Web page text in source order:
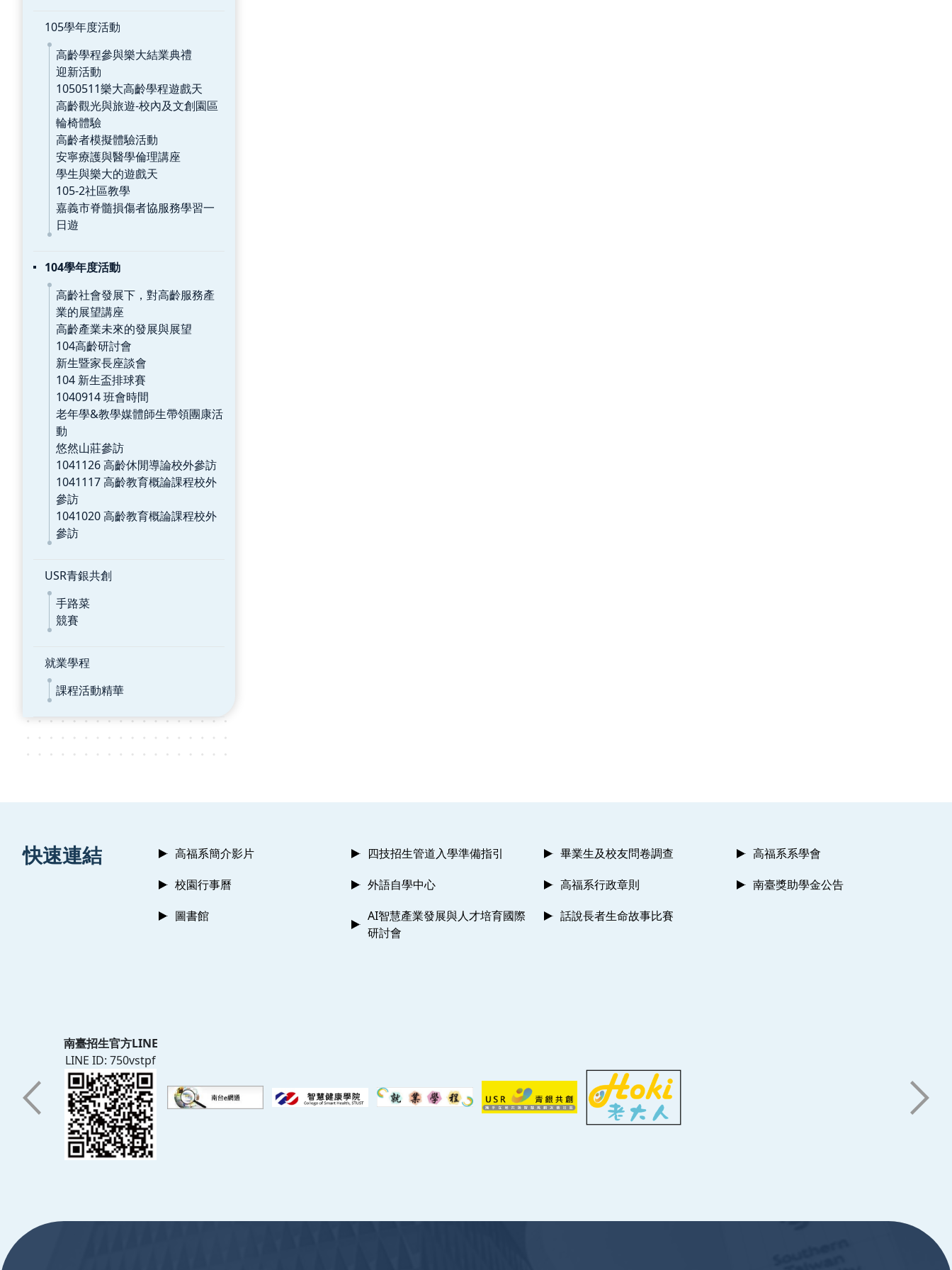
105學年度活動
高齡學程參與樂大結業典禮
迎新活動
1050511樂大高齡學程遊戲天
高齡觀光與旅遊-校內及文創園區
輪椅體驗
高齡者模擬體驗活動
安寧療護與醫學倫理講座
學生與樂大的遊戲天
105-2社區教學
嘉義市脊髓損傷者協服務學習一
日遊
104學年度活動
高齡社會發展下，對高齡服務產
業的展望講座
高齡產業未來的發展與展望
104高齡研討會
新生暨家長座談會
104 新生盃排球賽
1040914 班會時間
老年學&教學媒體師生帶領團康活
動
悠然山莊參訪
1041126 高齡休閒導論校外參訪
1041117 高齡教育概論課程校外
參訪
1041020 高齡教育概論課程校外
參訪
USR青銀共創
手路菜
競賽
就業學程
課程活動精華
快速連結 高福系簡介影片 四技招生管道入學準備指引 畢業生及校友問卷調查
高福系系學會
校園行事曆
外語自學中心 高福系行政章則
南臺獎助學金公告
圖書館
AI智慧產業發展與人才培育國際
研討會
話說長者生命故事比賽
南臺招生官方LINE
LINE ID: 750vstpf